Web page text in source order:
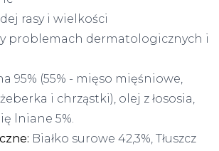
rasy i wielkości
problemach dermatologicznych i
95% (55% - mięso mięśniowe,
i chrząstki), olej z łososia,
lniane 5%.
Białko surowe 42,3%, Tłuszcz